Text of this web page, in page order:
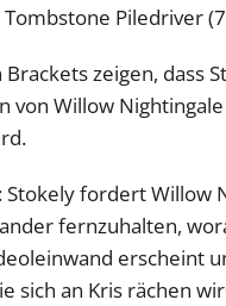
Piledriver
zeigen, dass
von Willow Nightingale
Stokely fordert Willow
fernzuhalten,
erscheint
sich an Kris rächen